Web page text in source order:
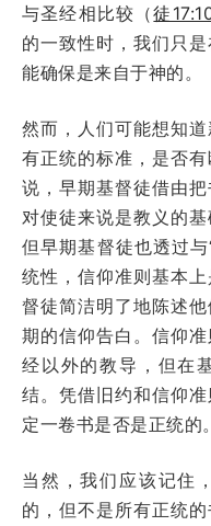
与圣经相比较（徒
的一致性时，我们只
能确保是来自于神的。
然而，人们可能想知
有正统的标准，是否
说，早期基督徒借由
对使徒来说是教义的
但早期基督徒也透过
统性，信仰准则基本
督徒简洁明了地陈述
期的信仰告白。信仰
经以外的教导，但在
结。凭借旧约和信仰
定一卷书是否是正统的。
当然，我们应该记住
的，但不是所有正统